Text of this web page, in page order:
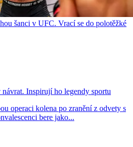
šanci v UFC. Vrací se do polotěžké
Inspirují ho legendy sportu
operaci kolena po zranění z odvety s
bere jako...